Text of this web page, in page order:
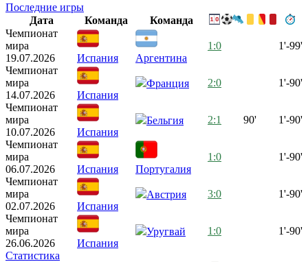
Последние игры
Дата
Команда
Команда
Чемпионат
мира
19.07.2026
Испания Аргентина
1:0 1'-99'
Чемпионат
мира
14.07.2026
Испания
Франция 2:0 1'-90'
Чемпионат
мира
10.07.2026
Испания
Бельгия 2:1 90' 1'-90'
Чемпионат
мира
06.07.2026
Испания Португалия
1:0 1'-90'
Чемпионат
мира
02.07.2026
Испания
Австрия 3:0 1'-90'
Чемпионат
мира
26.06.2026
Испания
Уругвай 1:0 1'-90'
Статистика